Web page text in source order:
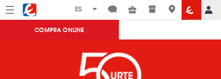
Menú Eroski
COMPRA ONLINE